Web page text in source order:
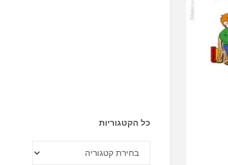
כל הקטגוריות
הקטגוריות